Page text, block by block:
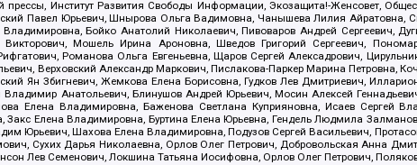
прессы, Институт Развития Свободы Информации, Экозащита!-Женсовет,
Павел Юрьевич, Шнырова Ольга Вадимовна, Чанышева Лилия Айратовна,
Бойко Анатолий Николаевич, Пивоваров Андрей Сергеевич,
Мошель Ирина Ароновна, Шведов Григорий Сергеевич,
Романова Ольга Евгеньевна, Щаров Сергей Алексадрович,
Верховский Александр Маркович, Пислакова-Паркер Марина Петровна,
Ян Збигневич, Жемкова Елена Борисовна, Гудков Лев Дмитриевич,
Анатольевич, Блинушов Андрей Юрьевич, Мосин Алексей
Елена Владимировна, Баженова Светлана Куприяновна, Исаев Сергей
Закс Елена Владимировна, Буртина Елена Юрьевна, Гендель Людмила
Юрьевич, Шахова Елена Владимировна, Подузов Сергей Васильевич,
Сухих Дарья Николаевна, Орлов Олег Петрович, Добровольская Анна
Лев Семенович, Локшина Татьяна Иосифовна, Орлов Олег Петрович,